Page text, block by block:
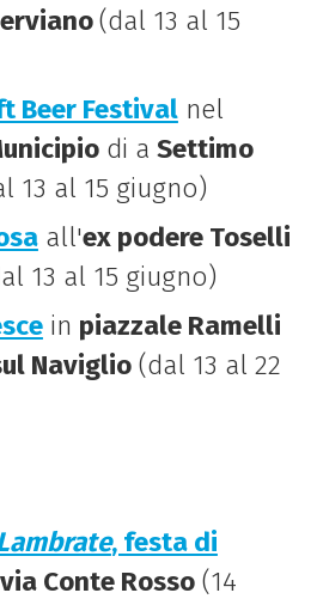
(dal 13 al 15
Beer Festivalnel
di a Settimo
13 al 15 giugno)
all'ex podere Toselli
13 al 15 giugno)
in piazzale Ramelli
Naviglio(dal 13 al 22
, festa di
via Conte Rosso(14